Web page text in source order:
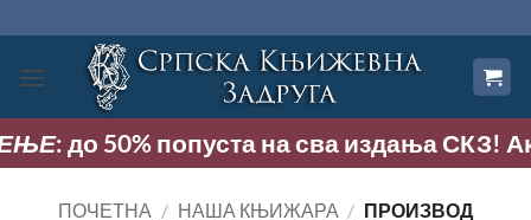
на
садржај
: до 50% попуста на сва издања СКЗ!
ПОЧЕТНА / НАША КЊИЖАРА / ПРОИЗВОД